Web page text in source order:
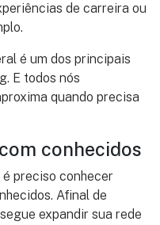
de carreira ou
é um dos principais
E todos nós
quando precisa
conhecidos
é preciso conhecer
Afinal de
expandir sua rede